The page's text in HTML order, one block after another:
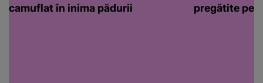
camuflat în inima pădurii
pregătite